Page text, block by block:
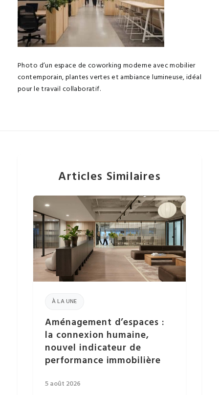
Photo d’un espace de coworking moderne avec mobilier
contemporain, plantes vertes et ambiance lumineuse, idéal
pour le travail collaboratif.
Articles Similaires
À LA UNE
Aménagement d’espaces :
la connexion humaine,
nouvel indicateur de
performance immobilière
5 août 2026